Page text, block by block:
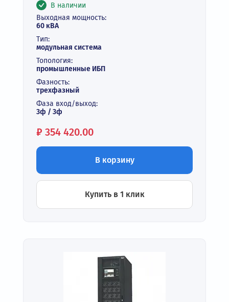
В наличии
Выходная мощность:
60 кВА
Тип:
модульная система
Топология:
промышленные ИБП
Фазность:
трехфазный
Фаза вход/выход:
3ф / 3ф
Цена:
₽ 354 420.00
В корзину
Купить в 1 клик